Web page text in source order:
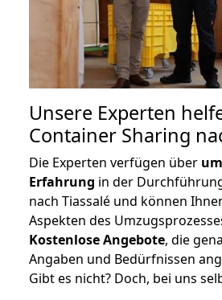
Unsere Experten
Container Sharing
Die Experten verfügen über
Erfahrung in der
nach Tiassalé und können
Aspekten des
Kostenlose Angebote, die
Angaben und Bedürfnissen
Gibt es nicht? Doch, bei uns